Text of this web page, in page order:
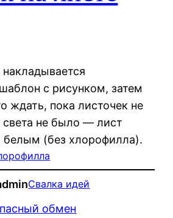
с рисунком, затем
ждать, пока листочек не
света не было — лист
белым (без хлорофилла).
Свалка идей
обмен